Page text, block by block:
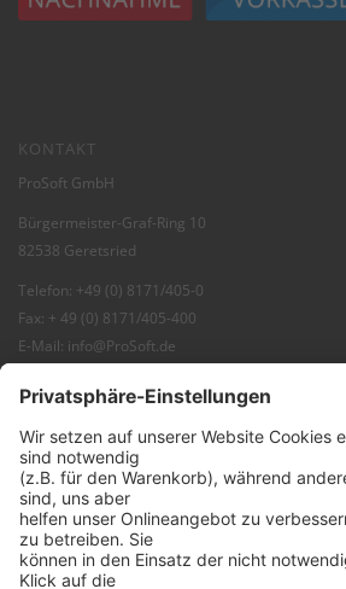
KONTAKT
ProSoft GmbH
Bürgermeister-Graf-Ring 10
82538 Geretsried
Telefon: +49 (0) 8171/405-0
Fax: + 49 (0) 8171/405-400
E-Mail: info@ProSoft.de
Web:
ProSoft
ProBlog
FAQ:Knowledgebase
Shop:ProSecurity